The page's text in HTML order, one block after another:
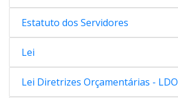
Estatuto dos Servidores
Lei
Lei Diretrizes Orçamentárias - LDO